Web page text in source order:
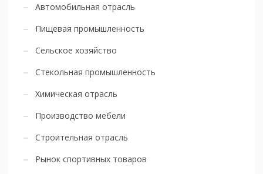
Автомобильная отрасль
Пищевая промышленность
Сельское хозяйство
Стекольная промышленность
Химическая отрасль
Производство мебели
Строительная отрасль
Рынок спортивных товаров